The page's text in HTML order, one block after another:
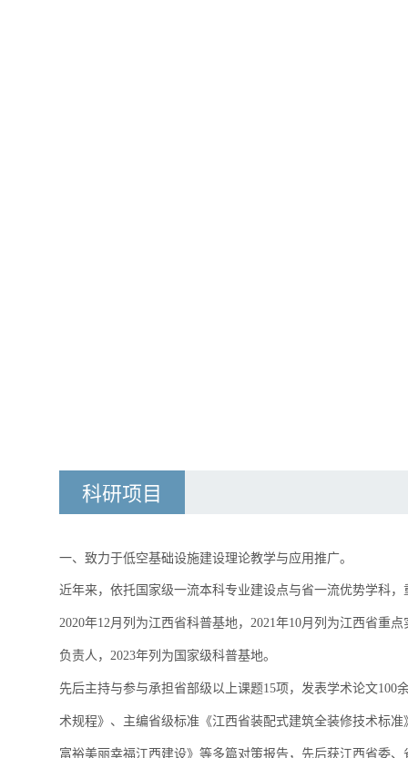
科研项目
一、致力于低空基础设施建设理论教学与应用推广。
近年来，依托 国家级一流本科专业建设点与省一流优势学科
2020年12月列为江西省科普基地，2021年10月列为江西省重
负责人，2023年列为国家级科普基地。
先后主持与参与承担省部级以上课题15项，发表学术论文
术规程》、主编省级标准《江西省装配式建筑全装修技术标
富裕美丽幸福江西建设》等多篇对策报告，先后获江西省委